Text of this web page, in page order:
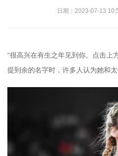
日期：2023-07-13
“很高兴在有生之年见到你。点击上
提到余的名字时，许多人认为她和